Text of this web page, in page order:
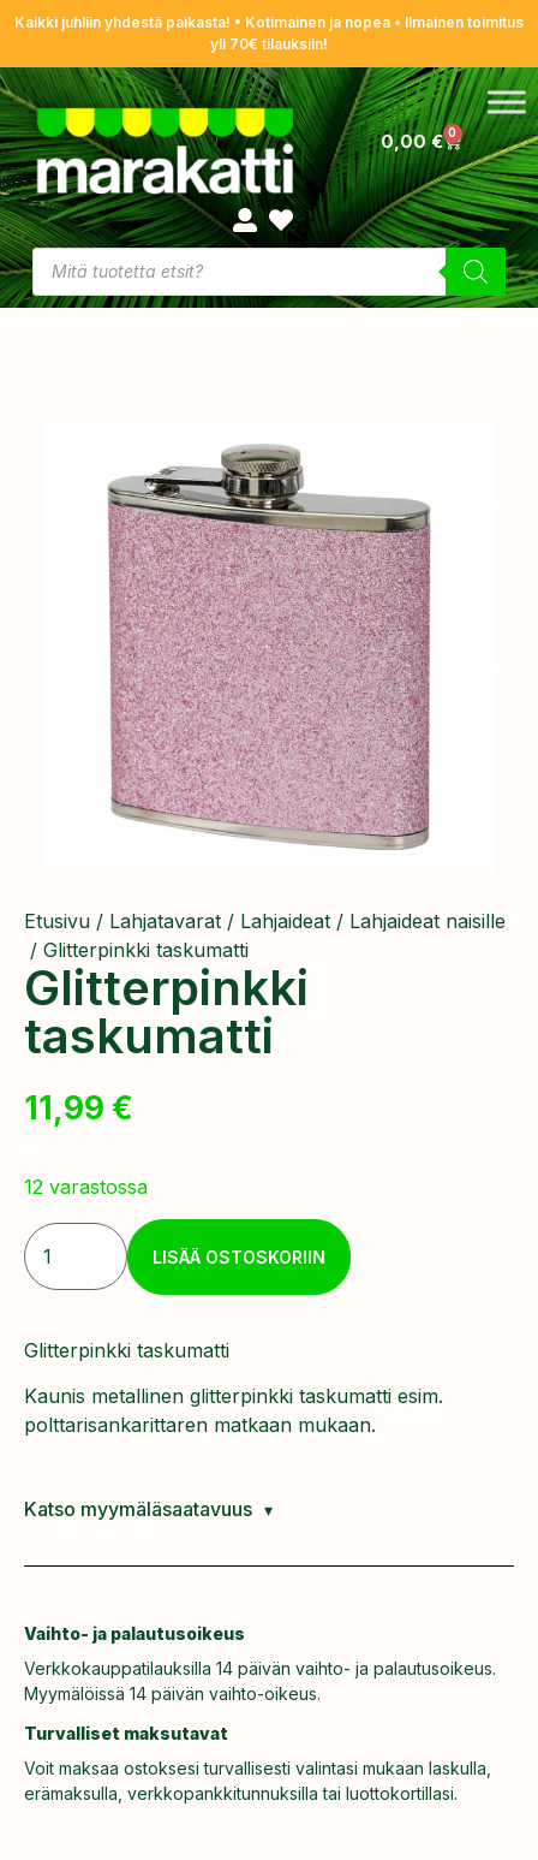
Kaikki juhliin yhdestä paikasta! • Kotimainen ja nopea • Ilmainen toimitus
yli 70€ tilauksiin!
0,00€ 0
Etusivu / Lahjatavarat / Lahjaideat / Lahjaideat naisille
/ ​Glitterpinkki taskumatti
​Glitterpinkki
taskumatti
11,99 €
12 varastossa
LISÄÄ OSTOSKORIIN
Glitterpinkki taskumatti
Kaunis metallinen glitterpinkki taskumatti esim.
polttarisankarittaren matkaan mukaan.
Katso myymäläsaatavuus
Vaihto- ja palautusoikeus
Verkkokauppatilauksilla 14 päivän vaihto- ja palautusoikeus.
Myymälöissä 14 päivän vaihto-oikeus.
Turvalliset maksutavat
Voit maksaa ostoksesi turvallisesti valintasi mukaan laskulla,
erämaksulla, verkkopankkitunnuksilla tai luottokortillasi.